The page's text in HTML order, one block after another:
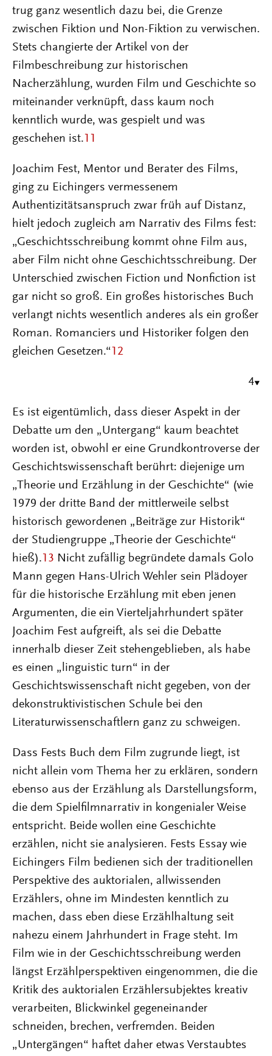
trug ganz wesentlich dazu bei, die Grenze
zwischen Fiktion und Non-Fiktion zu verwischen.
Stets changierte der Artikel von der
Filmbeschreibung zur historischen
Nacherzählung, wurden Film und Geschichte so
miteinander verknüpft, dass kaum noch
kenntlich wurde, was gespielt und was
geschehen ist. 11
Joachim Fest, Mentor und Berater des Films,
ging zu Eichingers vermessenem
Authentizitätsanspruch zwar früh auf Distanz,
hielt jedoch zugleich am Narrativ des Films fest:
„Geschichtsschreibung kommt ohne Film aus,
aber Film nicht ohne Geschichtsschreibung. Der
Unterschied zwischen Fiction und Nonfiction ist
gar nicht so groß. Ein großes historisches Buch
verlangt nichts wesentlich anderes als ein großer
Roman. Romanciers und Historiker folgen den
gleichen Gesetzen.“ 12
4
Es ist eigentümlich, dass dieser Aspekt in der
Debatte um den „Untergang“ kaum beachtet
worden ist, obwohl er eine Grundkontroverse der
Geschichtswissenschaft berührt: diejenige um
„Theorie und Erzählung in der Geschichte“ (wie
1979 der dritte Band der mittlerweile selbst
historisch gewordenen „Beiträge zur Historik“
der Studiengruppe „Theorie der Geschichte“
hieß). 13 Nicht zufällig begründete damals Golo
Mann gegen Hans-Ulrich Wehler sein Plädoyer
für die historische Erzählung mit eben jenen
Argumenten, die ein Vierteljahrhundert später
Joachim Fest aufgreift, als sei die Debatte
innerhalb dieser Zeit stehengeblieben, als habe
es einen „linguistic turn“ in der
Geschichtswissenschaft nicht gegeben, von der
dekonstruktivistischen Schule bei den
Literaturwissenschaftlern ganz zu schweigen.
Dass Fests Buch dem Film zugrunde liegt, ist
nicht allein vom Thema her zu erklären, sondern
ebenso aus der Erzählung als Darstellungsform,
die dem Spielfilmnarrativ in kongenialer Weise
entspricht. Beide wollen eine Geschichte
erzählen, nicht sie analysieren. Fests Essay wie
Eichingers Film bedienen sich der traditionellen
Perspektive des auktorialen, allwissenden
Erzählers, ohne im Mindesten kenntlich zu
machen, dass eben diese Erzählhaltung seit
nahezu einem Jahrhundert in Frage steht. Im
Film wie in der Geschichtsschreibung werden
längst Erzählperspektiven eingenommen, die die
Kritik des auktorialen Erzählersubjektes kreativ
verarbeiten, Blickwinkel gegeneinander
schneiden, brechen, verfremden. Beiden
„Untergängen“ haftet daher etwas Verstaubtes